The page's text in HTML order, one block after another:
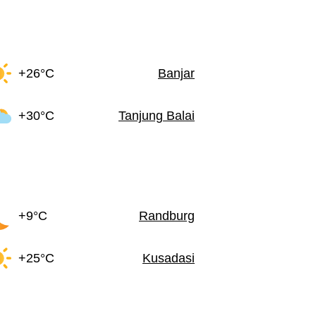
+26°C Banjar
+30°C Tanjung Balai
+9°C Randburg
+25°C Kusadasi